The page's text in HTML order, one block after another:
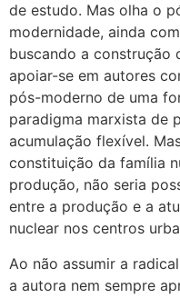
de estudo. Mas olha o
modernidade, ainda
buscando a construção
apoiar-se em autores
pós-moderno de uma
paradigma marxista de
acumulação flexível.
constituição da família
produção, não seria
entre a produção e a
nuclear nos centros
Ao não assumir a
a autora nem sempre